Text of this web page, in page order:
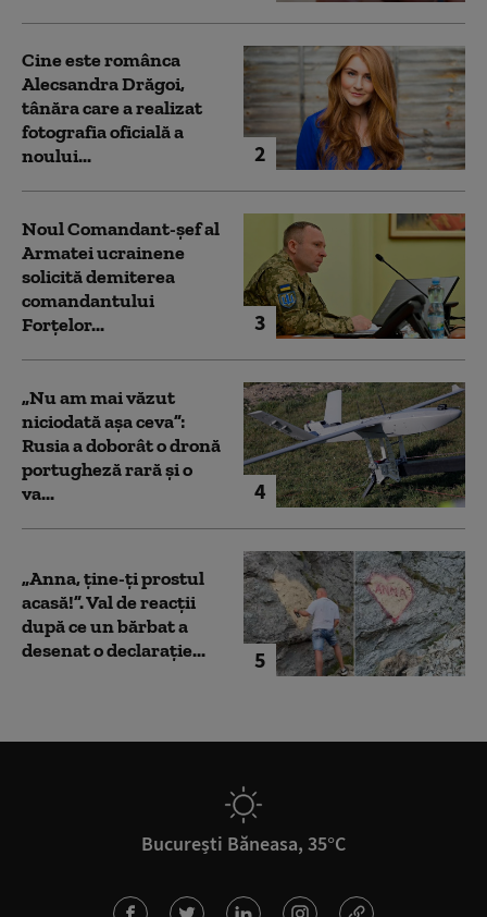
2
Cine este românca
Alecsandra Drăgoi,
tânăra care a realizat
fotografia oficială a
noului...
3
Noul Comandant-șef al
Armatei ucrainene
solicită demiterea
comandantului
Forțelor...
4
„Nu am mai văzut
niciodată așa ceva”:
Rusia a doborât o dronă
portugheză rară și o
va...
5
„Anna, ţine-ţi prostul
acasă!”. Val de reacții
după ce un bărbat a
desenat o declarație...
București Băneasa, 35°C